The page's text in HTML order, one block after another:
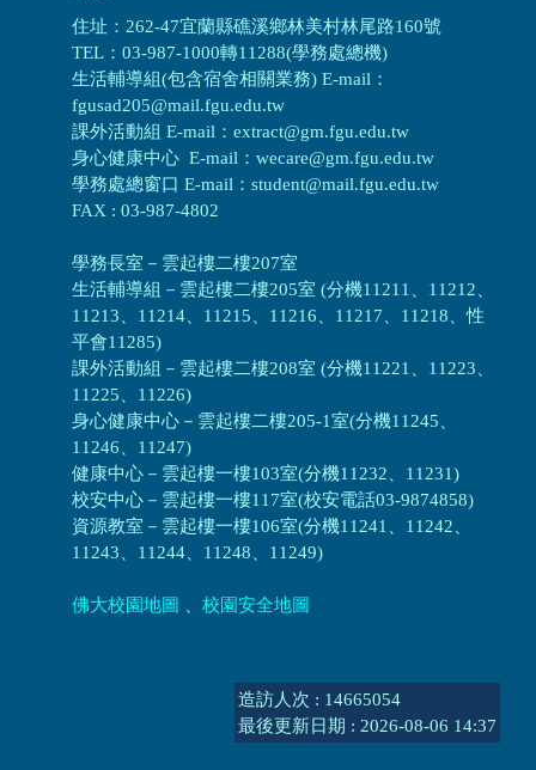
住址：262-47宜蘭縣礁溪鄉林美村林尾路160號
TEL：03-987-1000轉11288(學務處總機)
生活輔導組(包含宿舍相關業務) E-mail：
fgusad205@mail.fgu.edu.tw
課外活動組 E-mail：extract@gm.fgu.edu.tw
身心健康中心 E-mail：wecare@gm.fgu.edu.tw
學務處總窗口 E-mail：student@mail.fgu.edu.tw
FAX : 03-987-4802
學務長室－雲起樓二樓207室
生活輔導組 － 雲起樓二樓205室 (分機11211、11212、
11213、11214、11215、11216、11217、11218、性
平會11285)
課外活動組 － 雲起樓二樓208室 (分機11221、11223、
11225、11226)
身心健康中心 － 雲起樓二樓205-1室(分機11245、
11246、11247)
健康中心－ 雲起樓一樓103室(分機11232、11231)
校安中心－ 雲起樓一樓117室(校安電話03-9874858)
資源教室 － 雲起樓一樓106室(分機11241、11242、
11243、11244、11248、11249)
佛大校園地圖 、 校園安全地圖
造訪人次 : 14665054
最後更新日期 : 2026-08-06 14:37